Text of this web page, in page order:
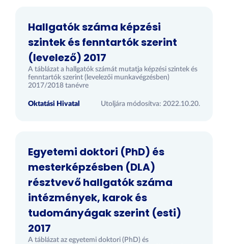
Hallgatók száma képzési
szintek és fenntartók szerint
(levelező) 2017
A táblázat a hallgatók számát mutatja képzési szintek és
fenntartók szerint (levelezői munkavégzésben)
2017/2018 tanévre
Oktatási Hivatal Utoljára módosítva: 2022.10.20.
Egyetemi doktori (PhD) és
mesterképzésben (DLA)
résztvevő hallgatók száma
intézmények, karok és
tudományágak szerint (esti)
2017
A táblázat az egyetemi doktori (PhD) és